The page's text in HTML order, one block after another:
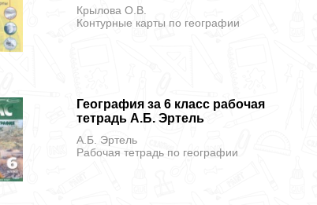
Крылова О.В.
Контурные карты по географии
География за 6 класс рабочая
тетрадь А.Б. Эртель
А.Б. Эртель
Рабочая тетрадь по географии